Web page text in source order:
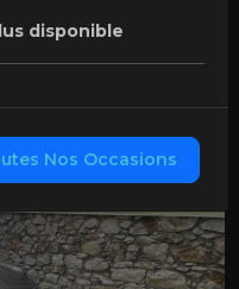
disponible
Nos Occasions